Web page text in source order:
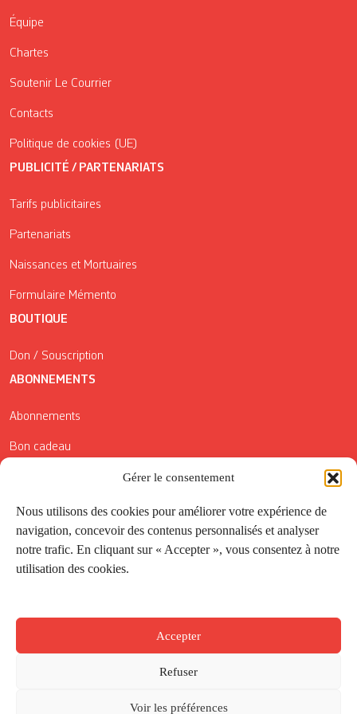
Gérer le consentement
Nous utilisons des cookies pour améliorer votre expérience de
navigation, concevoir des contenus personnalisés et analyser
notre trafic. En cliquant sur « Accepter », vous consentez à notre
utilisation des cookies.
Accepter
Refuser
Voir les préférences
Équipe
Chartes
Soutenir Le Courrier
Contacts
Politique de cookies (UE)
PUBLICITÉ / PARTENARIATS
Tarifs publicitaires
Partenariats
Naissances et Mortuaires
Formulaire Mémento
BOUTIQUE
Don / Souscription
ABONNEMENTS
Abonnements
Bon cadeau
Conditions générales de vente
Réductions de la Carte Côté Courrier
Application